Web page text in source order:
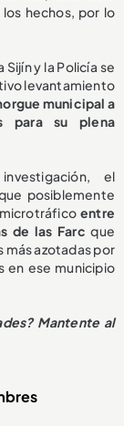
hechos, por lo
y la Policía se
levantamiento
municipal a
para su plena
el
posiblemente
entre
de las Farcque
más azotadas por
en ese municipio
Mantente al